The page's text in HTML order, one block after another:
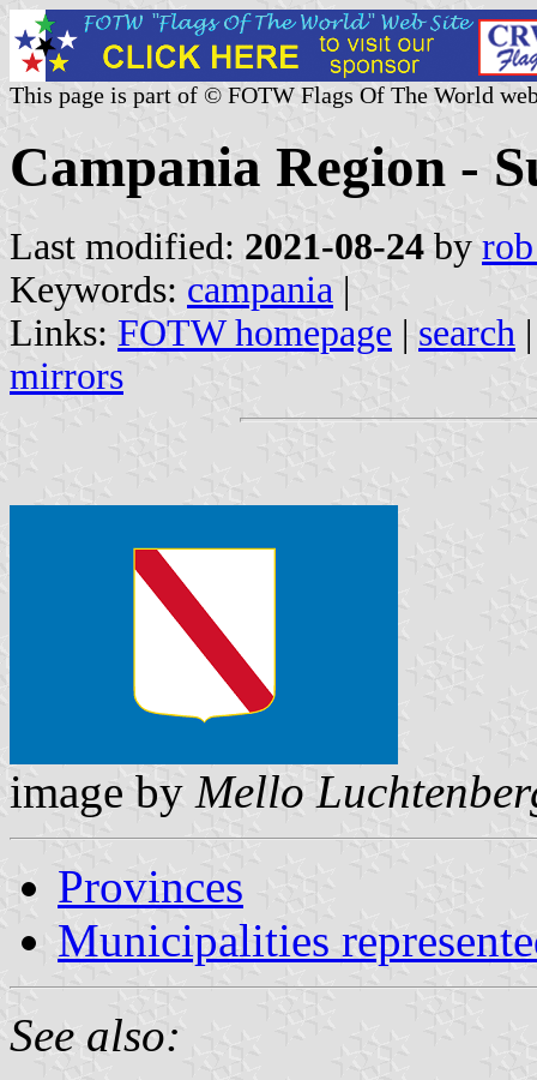
This page is part of © FOTW Flags Of The World
Campania Region -
Last modified: 2021-08-24 by
Keywords: campania |
Links: FOTW homepage | search
mirrors
image by Mello
Provinces
Municipalities
See also: